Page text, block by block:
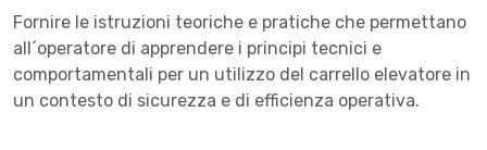
Fornire le istruzioni teoriche e pratiche che permettano
all´operatore di apprendere i principi tecnici e
comportamentali per un utilizzo del carrello elevatore in
un contesto di sicurezza e di efficienza operativa.